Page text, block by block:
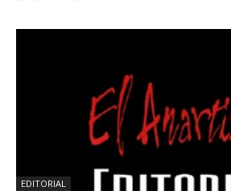
EDITORIAL